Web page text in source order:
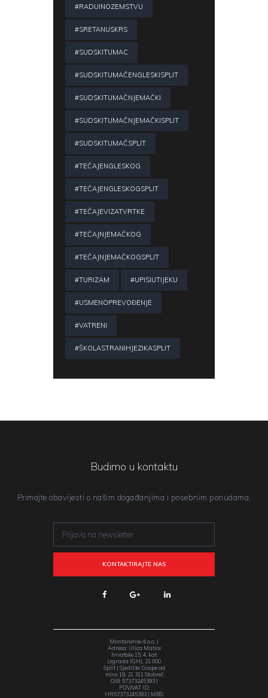
#RADUINOZEMSTVU
#SRETANUSKRS
#SUDSKITUMAC
#SUDSKITUMAČENGLESKISPLIT
#SUDSKITUMAČNJEMAČKI
#SUDSKITUMAČNJEMAČKISPLIT
#SUDSKITUMAČSPLIT
#TEČAJENGLESKOG
#TEČAJENGLESKOGSPLIT
#TEČAJEVIZATVRTKE
#TEČAJNJEMAČKOG
#TEČAJNJEMAČKOGSPLIT
#TURIZAM #UPISIUTIJEKU
#USMENOPREVOĐENJE
#VATRENI
#ŠKOLASTRANIHJEZIKASPLIT
Budimo u kontaktu
Primajte obavijesti o našim događanjima i posebnim ponudama.
Montanense d.o.o. |
Adresa: Ulica Matice
hrvatske 15, 4. kat
(zgrada IGH), 21 000
Split | Sjedište: Gospe od
mira 19, 21 311 Stobreč
OIB: 57373245393 |
PDV/VAT ID:
HR57373245393 | MBS: